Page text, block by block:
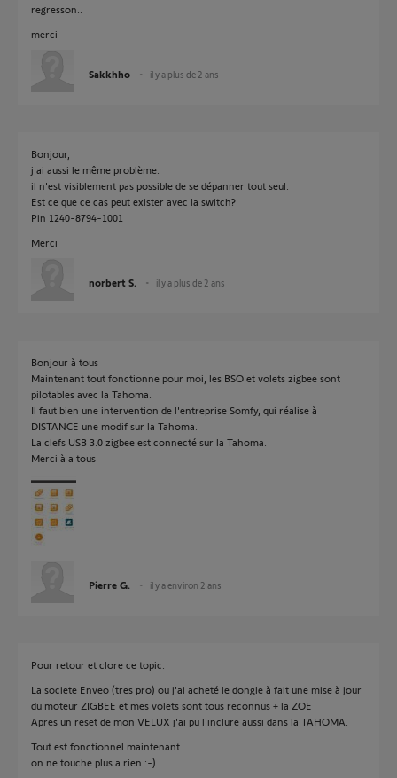
regresson..
merci
Sakkhho il y a plus de 2 ans
Bonjour,
j'ai aussi le même problème.
il n'est visiblement pas possible de se dépanner tout seul.
Est ce que ce cas peut exister avec la switch?
Pin 1240-8794-1001
Merci
norbert S. il y a plus de 2 ans
Bonjour à tous
Maintenant tout fonctionne pour moi, les BSO et volets zigbee sont
pilotables avec la Tahoma.
Il faut bien une intervention de l'entreprise Somfy, qui réalise à
DISTANCE une modif sur la Tahoma.
La clefs USB 3.0 zigbee est connecté sur la Tahoma.
Merci à a tous
Pierre G. il y a environ 2 ans
Pour retour et clore ce topic.
La societe Enveo (tres pro) ou j'ai acheté le dongle à fait une mise à jour
du moteur ZIGBEE et mes volets sont tous reconnus + la ZOE
Apres un reset de mon VELUX j'ai pu l'inclure aussi dans la TAHOMA.
Tout est fonctionnel maintenant.
on ne touche plus a rien :-)